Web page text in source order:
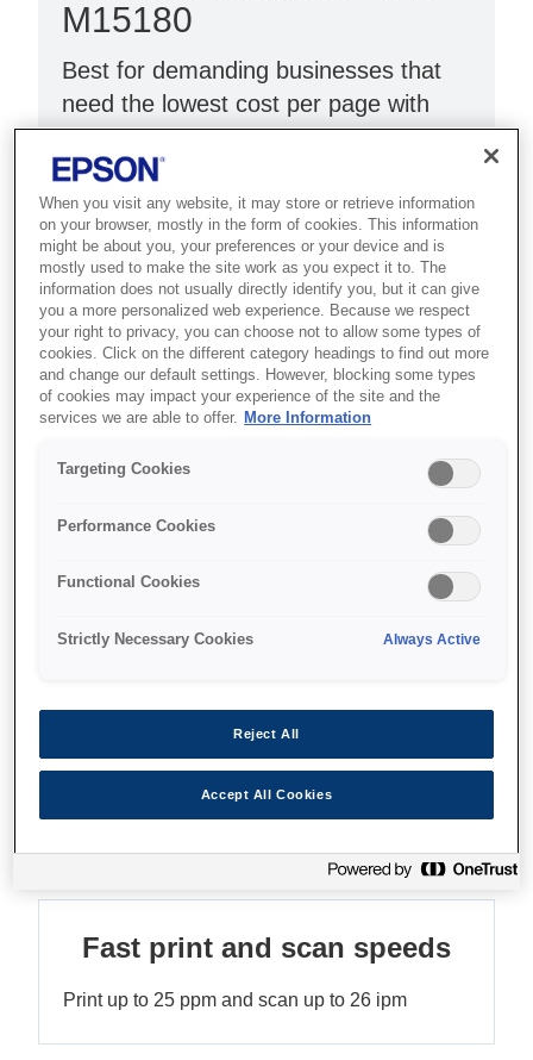
M15180
Best for demanding businesses that
need the lowest cost per page with
high-speed A3 mono and maximum
uptime.
Ultra-low cost per page
Fast print and scan
Multifunction with ADF
Функції
Low cost, 3-in-1 mono A3
printer
Economical ink tank system
Fast print and scan speeds
Print up to 25 ppm and scan up to 26 ipm
When you visit any website, it may store or retrieve information
on your browser, mostly in the form of cookies. This information
might be about you, your preferences or your device and is
mostly used to make the site work as you expect it to. The
information does not usually directly identify you, but it can give
you a more personalized web experience. Because we respect
your right to privacy, you can choose not to allow some types of
cookies. Click on the different category headings to find out more
and change our default settings. However, blocking some types
of cookies may impact your experience of the site and the
services we are able to offer. More Information
Targeting Cookies
Performance Cookies
Functional Cookies
Strictly Necessary Cookies Always Active
Reject All
Accept All Cookies